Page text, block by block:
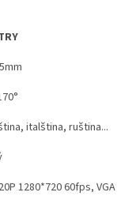
italština, ruština...
1280*720 60fps, VGA